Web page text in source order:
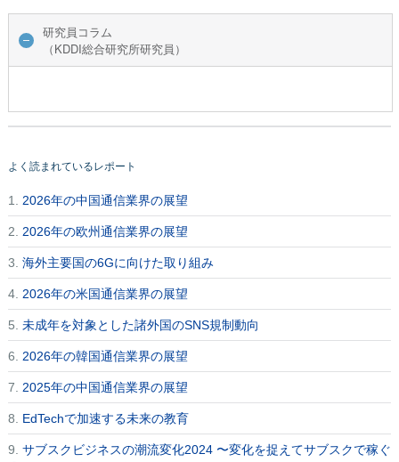
研究員コラム
（KDDI総合研究所研究員）
よく読まれているレポート
1. 2026年の中国通信業界の展望
2. 2026年の欧州通信業界の展望
3. 海外主要国の6Gに向けた取り組み
4. 2026年の米国通信業界の展望
5. 未成年を対象とした諸外国のSNS規制動向
6. 2026年の韓国通信業界の展望
7. 2025年の中国通信業界の展望
8. EdTechで加速する未来の教育
9. サブスクビジネスの潮流変化2024 〜変化を捉えてサブスクで稼ぐ